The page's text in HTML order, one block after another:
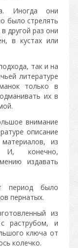
Иногда они
было стрелять
другой раз они
в кустах или
так и на
литературе
только в
их в
внимание
описание
из
И, конечно,
издавать
период было
пернатых.
из
раструбом, и
ключа от
колечко.